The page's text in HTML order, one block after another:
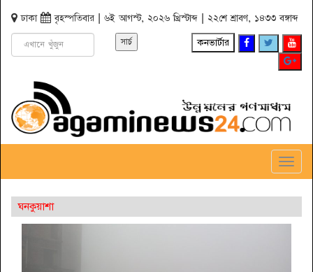
ঢাকা
বৃহস্পতিবার | ৬ই আগস্ট, ২০২৬ খ্রিস্টাব্দ | ২২শে শ্রাবণ, ১৪৩৩ বঙ্গাব্দ
কনভার্টার
ঘনকুয়াশা